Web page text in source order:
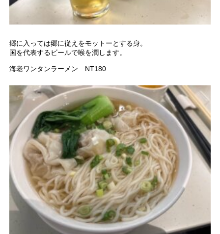
郷に入っては郷に従えをモットーとする身。
国を代表するビールで喉を潤します。
海老ワンタンラーメン NT180